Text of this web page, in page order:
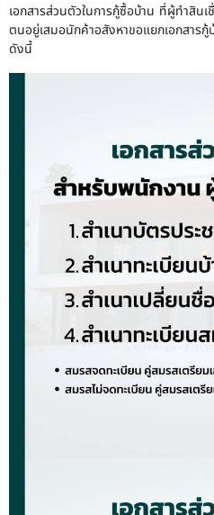
เอกสารส่วนตัวในการกู้ซื้อบ้าน ที่ผู้ทำสิน
ตนอยู่เสมอนักค้าอสังหาขอแยกเอกสา
ดังนี้